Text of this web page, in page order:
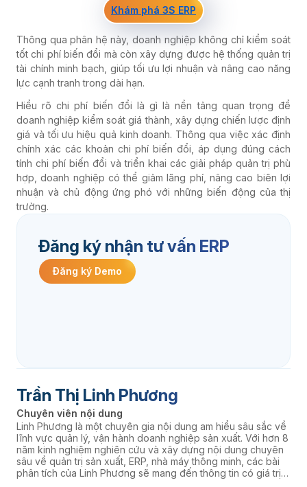
Khám phá 3S ERP
Thông qua phân hệ này, doanh nghiệp không chỉ kiểm soát
tốt chi phí biến đổi mà còn xây dựng được hệ thống quản trị
tài chính minh bạch, giúp tối ưu lợi nhuận và nâng cao năng
lực cạnh tranh trong dài hạn.
Hiểu rõ chi phí biến đổi là gì là nền tảng quan trọng để
doanh nghiệp kiểm soát giá thành, xây dựng chiến lược định
giá và tối ưu hiệu quả kinh doanh. Thông qua việc xác định
chính xác các khoản chi phí biến đổi, áp dụng đúng cách
tính chi phí biến đổi và triển khai các giải pháp quản trị phù
hợp, doanh nghiệp có thể giảm lãng phí, nâng cao biên lợi
nhuận và chủ động ứng phó với những biến động của thị
trường.
Đăng ký nhận tư vấn ERP
Đăng ký Demo
Trần Thị Linh Phương
Chuyên viên nội dung
Linh Phương là một chuyên gia nội dung am hiểu sâu sắc về
lĩnh vực quản lý, vận hành doanh nghiệp sản xuất. Với hơn 8
năm kinh nghiệm nghiên cứu và xây dựng nội dung chuyên
sâu về quản trị sản xuất, ERP, nhà máy thông minh, các bài
phân tích của Linh Phương sẽ mang đến thông tin có giá trị